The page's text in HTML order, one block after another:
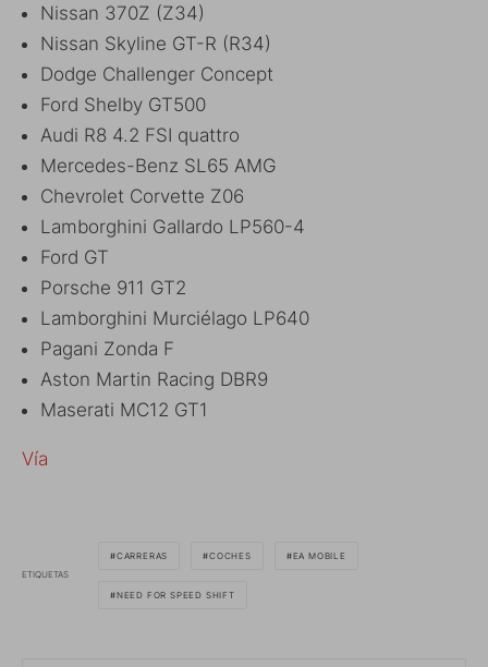
Nissan 370Z (Z34)
Nissan Skyline GT-R (R34)
Dodge Challenger Concept
Ford Shelby GT500
Audi R8 4.2 FSI quattro
Mercedes-Benz SL65 AMG
Chevrolet Corvette Z06
Lamborghini Gallardo LP560-4
Ford GT
Porsche 911 GT2
Lamborghini Murciélago LP640
Pagani Zonda F
Aston Martin Racing DBR9
Maserati MC12 GT1
Vía
ETIQUETAS
CARRERAS COCHES EA MOBILE
NEED FOR SPEED SHIFT